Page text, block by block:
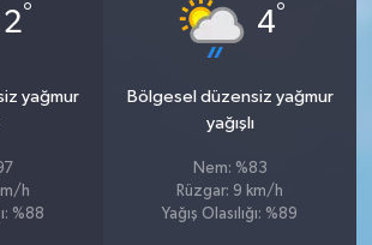
2°
yağmur
h
%88
4°
Bölgesel düzensiz yağmur
yağışlı
Nem: %83
Rüzgar: 9 km/h
Yağış Olasılığı: %89